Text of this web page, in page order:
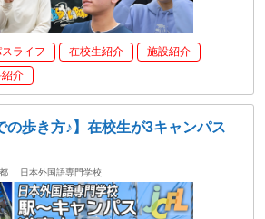
ライフ 在校生紹介
施設紹介
介
の歩き方♪】在校生が3キャンパス
日本外国語専門学校